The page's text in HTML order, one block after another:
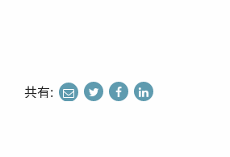
共有:
shareshareshare